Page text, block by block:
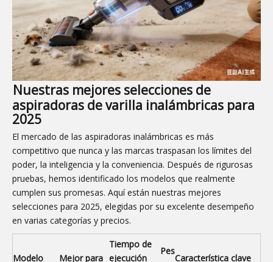
Nuestras mejores selecciones de
aspiradoras de varilla inalámbricas para
2025
El mercado de las aspiradoras inalámbricas es más
competitivo que nunca y las marcas traspasan los límites del
poder, la inteligencia y la conveniencia. Después de rigurosas
pruebas, hemos identificado los modelos que realmente
cumplen sus promesas. Aquí están nuestras mejores
selecciones para 2025, elegidas por su excelente desempeño
en varias categorías y precios.
Modelo Mejor para
Tiempo de
ejecución
Pes
Característica clave